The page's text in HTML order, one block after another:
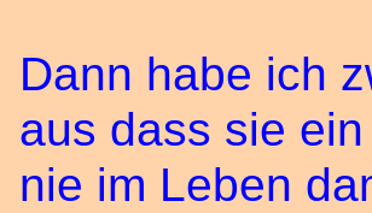
Dann habe ich
aus dass sie
nie im Leben